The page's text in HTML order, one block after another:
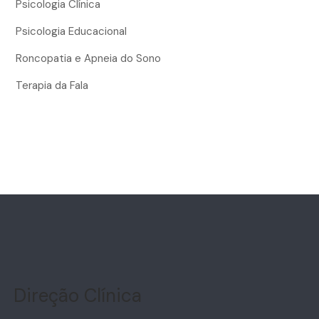
Psicologia Clínica
Psicologia Educacional
Roncopatia e Apneia do Sono
Terapia da Fala